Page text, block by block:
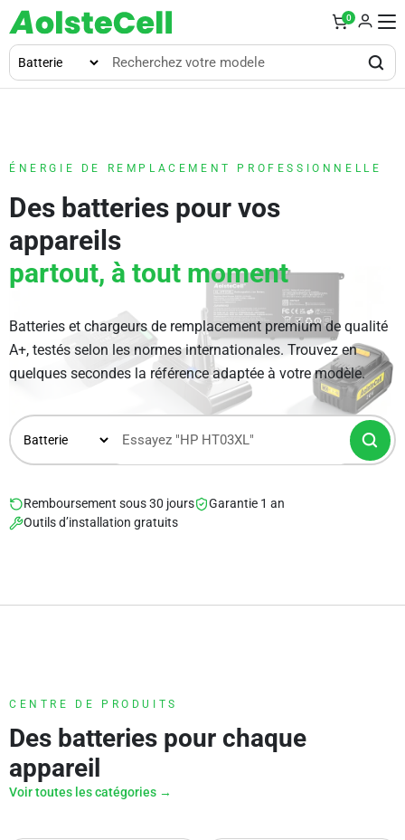
0
ÉNERGIE DE REMPLACEMENT PROFESSIONNELLE
Des batteries pour vos
appareils
partout, à tout moment
Batteries et chargeurs de remplacement premium de qualité
A+, testés selon les normes internationales. Trouvez en
quelques secondes la référence adaptée à votre modèle.
Remboursement sous 30 jours
Garantie 1 an
Outils d’installation gratuits
CENTRE DE PRODUITS
Des batteries pour chaque
appareil
Voir toutes les catégories →